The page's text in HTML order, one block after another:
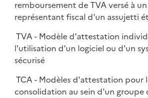
remboursement de TVA versé à
représentant fiscal d'un assujetti
TVA - Modèle d'attestation
l'utilisation d'un logiciel ou d'un
sécurisé
TCA - Modèles d'attestation pour
consolidation au sein d'un